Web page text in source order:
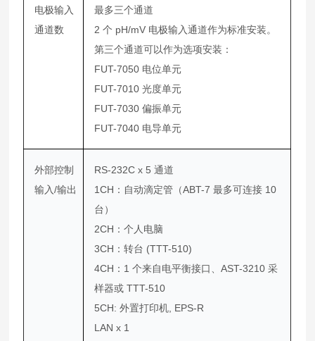
电极输入
通道数
最多三个通道
2 个 pH/mV 电极输入通道作为标准安装。
第三个通道可以作为选项安装：
FUT-7050 电位单元
FUT-7010 光度单元
FUT-7030 偏振单元
FUT-7040 电导单元
外部控制
输入/输出
RS-232C x 5 通道
1CH：自动滴定管（ABT-7 最多可连接 10
台）
2CH：个人电脑
3CH：转台 (TTT-510)
4CH：1 个来自电平衡接口、AST-3210 采
样器或 TTT-510
5CH: 外置打印机, EPS-R
LAN x 1